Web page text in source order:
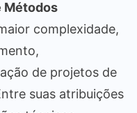
Métodos
complexidade,
de projetos de
suas atribuições